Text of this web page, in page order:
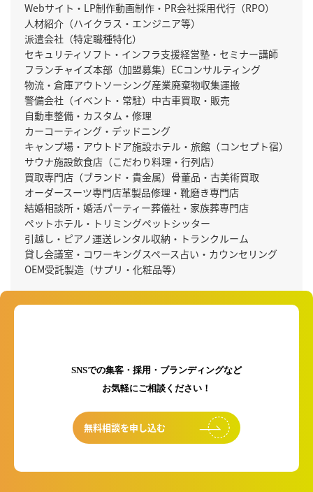
Webサイト・LP制作動画制作・PR会社採用代行（RPO）
人材紹介（ハイクラス・エンジニア等）
派遣会社（特定職種特化）
セキュリティソフト・インフラ支援経営塾・セミナー講師
フランチャイズ本部（加盟募集） ECコンサルティング
物流・倉庫アウトソーシング産業廃棄物収集運搬
警備会社（イベント・常駐） 中古車買取・販売
自動車整備・カスタム・修理
カーコーティング・デッドニング
キャンプ場・アウトドア施設ホテル・旅館（コンセプト宿）
サウナ施設飲食店（こだわり料理・行列店）
買取専門店（ブランド・貴金属） 骨董品・古美術買取
オーダースーツ専門店革製品修理・靴磨き専門店
結婚相談所・婚活パーティー葬儀社・家族葬専門店
ペットホテル・トリミングペットシッター
引越し・ピアノ運送レンタル収納・トランクルーム
貸し会議室・コワーキングスペース占い・カウンセリング
OEM受託製造（サプリ・化粧品等）
SNSでの集客・採用・ブランディングなど
お気軽にご相談ください！
無料相談を申し込む